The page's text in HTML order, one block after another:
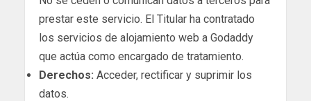
prestar este servicio. El Titular ha contratado
los servicios de alojamiento web a Godaddy
que actúa como encargado de tratamiento.
Derechos: Acceder, rectificar y suprimir los
datos.